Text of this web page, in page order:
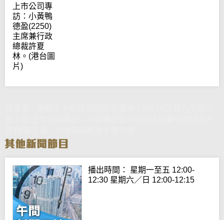
上市公司專
訪：小黃鴨
德盈(2250)
主席兼行政
總裁許夏
林。(港台圖
片)
播出時間： 星期一至五 12:00-
12:30 星期六／日 12:00-12:15